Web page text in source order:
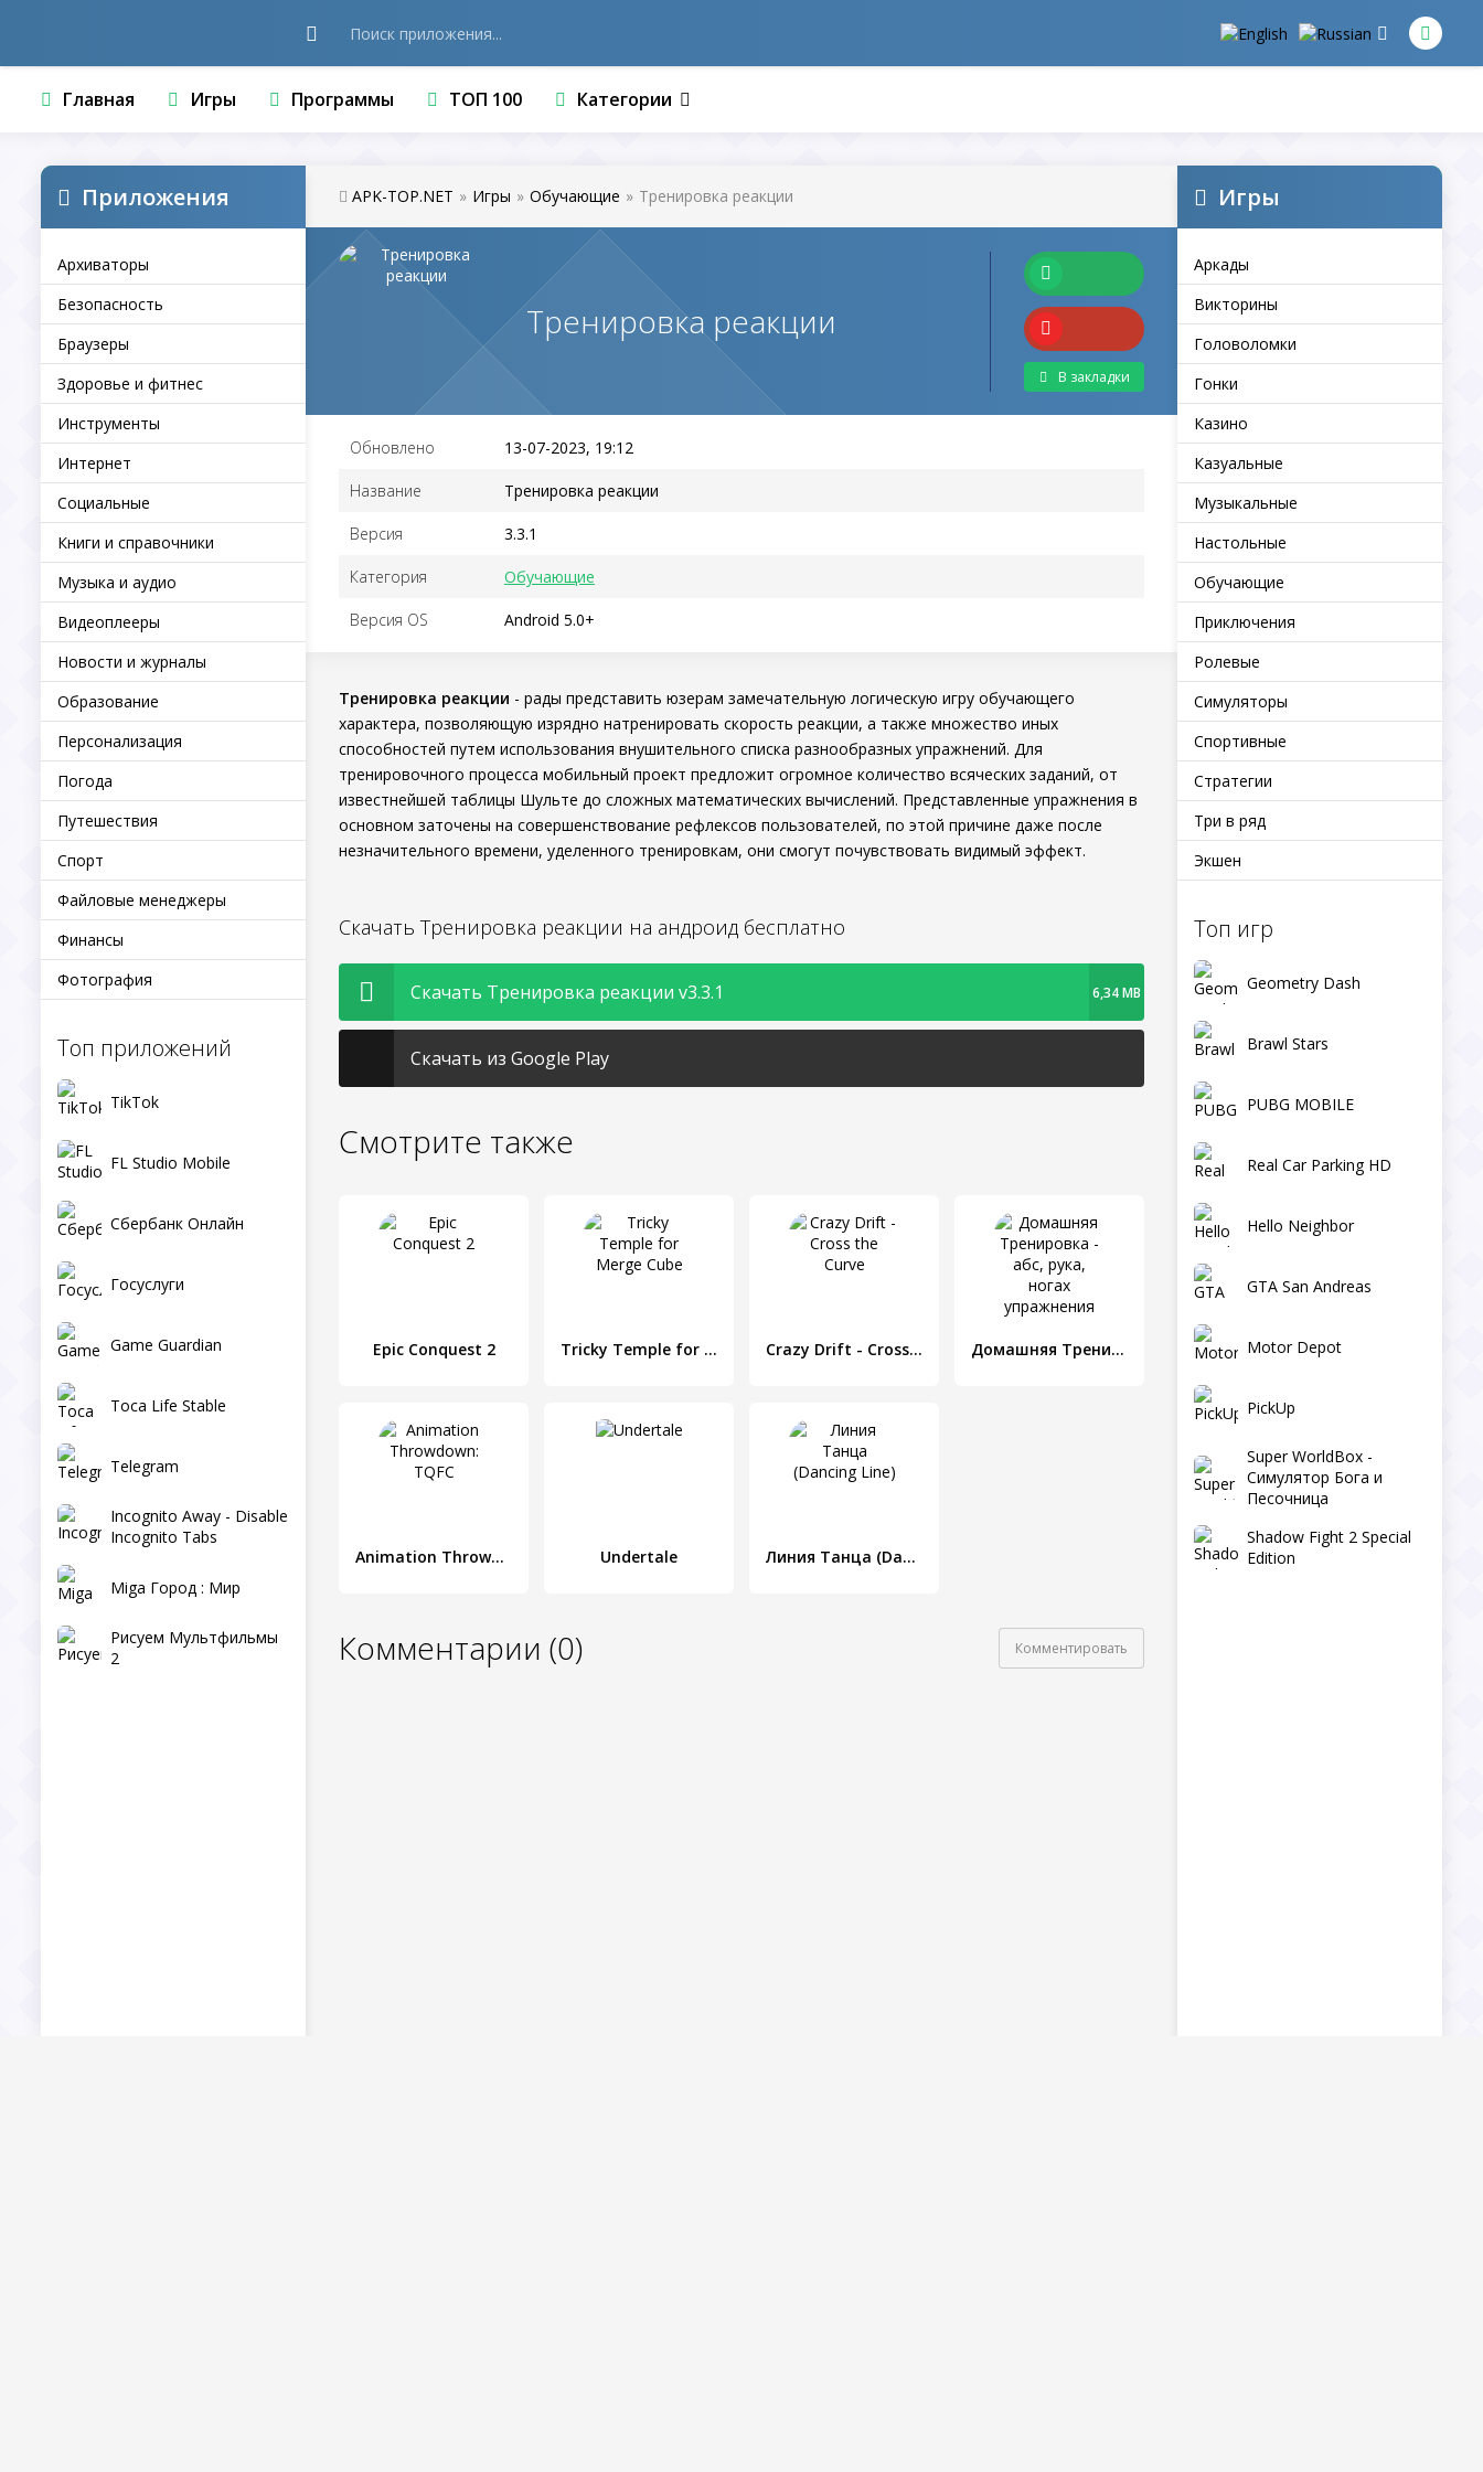
Главная Игры Программы ТОП 100 Категории
Приложения
Архиваторы
Безопасность
Браузеры
Здоровье и фитнес
Инструменты
Интернет
Социальные
Книги и справочники
Музыка и аудио
Видеоплееры
Новости и журналы
Образование
Персонализация
Погода
Путешествия
Спорт
Файловые менеджеры
Финансы
Фотография
Топ приложений
TikTok
FL Studio Mobile
Сбербанк Онлайн
Госуслуги
Game Guardian
Toca Life Stable
Telegram
Incognito Away - Disable
Incognito Tabs
Miga Город : Мир
Рисуем Мультфильмы
2
Игры
Аркады
Викторины
Головоломки
Гонки
Казино
Казуальные
Музыкальные
Настольные
Обучающие
Приключения
Ролевые
Симуляторы
Спортивные
Стратегии
Три в ряд
Экшен
Топ игр
Geometry Dash
Brawl Stars
PUBG MOBILE
Real Car Parking HD
Hello Neighbor
GTA San Andreas
Motor Depot
PickUp
Super WorldBox -
Симулятор Бога и
Песочница
Shadow Fight 2 Special
Edition
APK-TOP.NET » Игры » Обучающие » Тренировка реакции
Тренировка реакции
В закладки
Обновлено 13-07-2023, 19:12
Название Тренировка реакции
Версия 3.3.1
Категория Обучающие
Версия OS Android 5.0+
Тренировка реакции - рады представить юзерам замечательную логическую игру обучающего
характера, позволяющую изрядно натренировать скорость реакции, а также множество иных
способностей путем использования внушительного списка разнообразных упражнений. Для
тренировочного процесса мобильный проект предложит огромное количество всяческих заданий, от
известнейшей таблицы Шульте до сложных математических вычислений. Представленные упражнения в
основном заточены на совершенствование рефлексов пользователей, по этой причине даже после
незначительного времени, уделенного тренировкам, они смогут почувствовать видимый эффект.
Скачать Тренировка реакции на андроид бесплатно
Скачать Тренировка реакции v3.3.1 6,34 MB
Скачать из Google Play
Смотрите также
Epic Conquest 2 Tricky Temple for Merge Cube Crazy Drift - Cross the Curve Домашняя Тренировка - абс, рука, ногах упражнения
Animation Throwdown: TQFC Undertale Линия Танца (Dancing Line)
Комментарии (0) Комментировать